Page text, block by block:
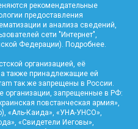
рекомендательные
предоставления
и анализа сведений,
сети "Интернет",
Федерации). Подробнее
организацией, её
также принадлежащие ей
так же запрещены в России.
организации, запрещенные в РФ:
повстанческая армия»,
«Аль-Каида», «УНА-УНСО»,
«Свидетели Иеговы»,